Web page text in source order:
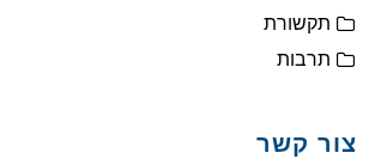
תקשורת
תרבות
צור קשר